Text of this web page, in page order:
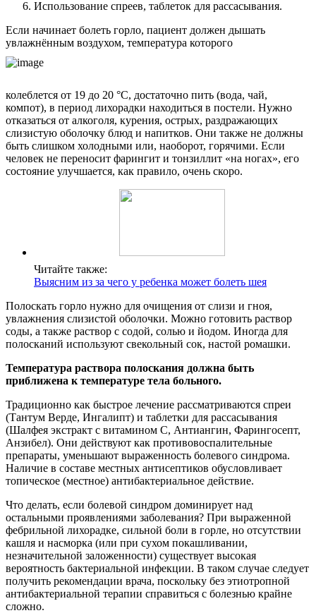
Использование спреев, таблеток для рассасывания.
Если начинает болеть горло, пациент должен дышать
увлажнённым воздухом, температура которого
колеблется от 19 до 20 °C, достаточно пить (вода, чай,
компот), в период лихорадки находиться в постели. Нужно
отказаться от алкоголя, курения, острых, раздражающих
слизистую оболочку блюд и напитков. Они также не должны
быть слишком холодными или, наоборот, горячими. Если
человек не переносит фарингит и тонзиллит «на ногах», его
состояние улучшается, как правило, очень скоро.
Читайте также:
Выясним из за чего у ребенка может болеть шея
Полоскать горло нужно для очищения от слизи и гноя,
увлажнения слизистой оболочки. Можно готовить раствор
соды, а также раствор с содой, солью и йодом. Иногда для
полосканий используют свекольный сок, настой ромашки.
Температура раствора полоскания должна быть
приближена к температуре тела больного.
Традиционно как быстрое лечение рассматриваются спреи
(Тантум Верде, Ингалипт) и таблетки для рассасывания
(Шалфея экстракт с витамином С, Антиангин, Фарингосепт,
Анзибел). Они действуют как противовоспалительные
препараты, уменьшают выраженность болевого синдрома.
Наличие в составе местных антисептиков обусловливает
топическое (местное) антибактериальное действие.
Что делать, если болевой синдром доминирует над
остальными проявлениями заболевания? При выраженной
фебрильной лихорадке, сильной боли в горле, но отсутствии
кашля и насморка (или при сухом покашливании,
незначительной заложенности) существует высокая
вероятность бактериальной инфекции. В таком случае следует
получить рекомендации врача, поскольку без этиотропной
антибактериальной терапии справиться с болезнью крайне
сложно.